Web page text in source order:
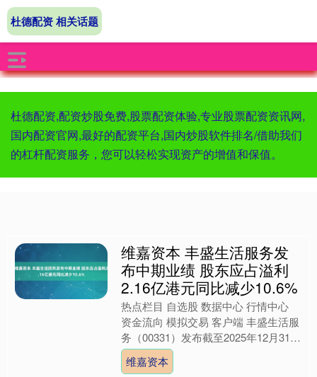
杜德配资,配资炒股免费,股票配资体验,专业股票配资资讯网,
国内配资官网,最好的配资平台,国内炒股软件排名/借助我们
的杠杆配资服务，您可以轻松实现资产的增值和保值。
杜德配资 相关话题
维嘉资本 丰盛生活服务发
布中期业绩 股东应占溢利
2.16亿港元同比减少10.6%
热点栏目 自选股 数据中心 行情中心
资金流向 模拟交易 客户端 丰盛生活服
务（00331）发布截至2025年12月31日
止6个月中期业绩，该集团取得收入
37.....
维嘉资本